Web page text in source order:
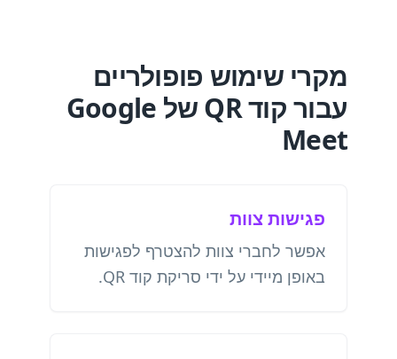
מקרי שימוש פופולריים
עבור קוד QR של Google
Meet
פגישות צוות
אפשר לחברי צוות להצטרף לפגישות
באופן מיידי על ידי סריקת קוד QR.